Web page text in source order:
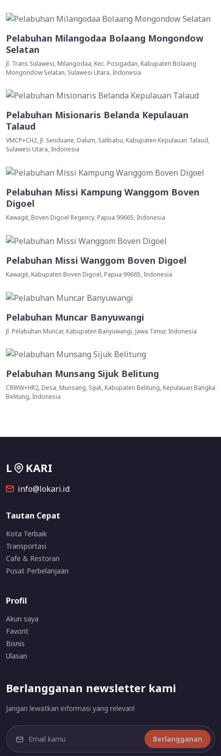
Pelabuhan Milangodaa Bolaang Mongondow
Selatan
Jl. Trans Sulawesi, Milangodaa, Kec. Posigadan, Kabupaten Bolaang
Mongondow Selatan, Sulawesi Utara, Indonesia
Pelabuhan Misionaris Belanda Kepulauan
Talaud
VMCP+CH2, Jl. Senduane, Dalum, Salibabu, Kabupaten Kepulauan Talaud,
Sulawesi Utara, Indonesia
Pelabuhan Missi Kampung Wanggom Boven
Digoel
Kawagit, Boven Digoel Regency, Papua 99665, Indonesia
Pelabuhan Missi Wanggom Boven Digoel
Kawagit, Kabupaten Boven Digoel, Papua 99665, Indonesia
Pelabuhan Muncar Banyuwangi
Jl. Pelabuhan Muncar, Kabupaten Banyuwangi, Jawa Timur, Indonesia
Pelabuhan Munsang Sijuk Belitung
CRWW+HR2, Desa, Munsang, Sijuk, Kabupaten Belitung, Kepulauan Bangka
Belitung, Indonesia
L KARI
info@lokari.id
Tautan Cepat
Kota Terbaik
Transportasi
Cafe & Restoran
Pusat Perbelanjaan
Profil
Akun saya
Favorit
Bisnis
Ulasan
Berlangganan newsletter kami
Jangan lewatkan informasi yang relevan!
Berlangganan